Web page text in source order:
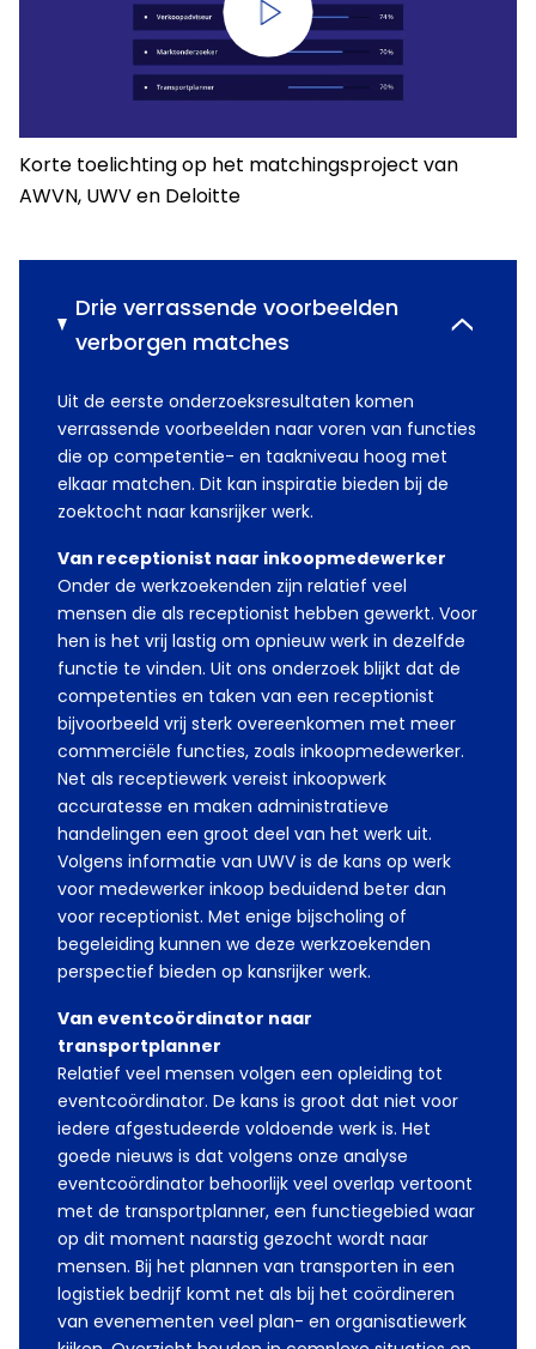
Korte toelichting op het matchingsproject van
AWVN, UWV en Deloitte
Drie verrassende voorbeelden
verborgen matches
Uit de eerste onderzoeksresultaten komen
verrassende voorbeelden naar voren van functies
die op competentie- en taakniveau hoog met
elkaar matchen. Dit kan inspiratie bieden bij de
zoektocht naar kansrijker werk.
Van receptionist naar inkoopmedewerker
Onder de werkzoekenden zijn relatief veel
mensen die als receptionist hebben gewerkt. Voor
hen is het vrij lastig om opnieuw werk in dezelfde
functie te vinden. Uit ons onderzoek blijkt dat de
competenties en taken van een receptionist
bijvoorbeeld vrij sterk overeenkomen met meer
commerciële functies, zoals inkoopmedewerker.
Net als receptiewerk vereist inkoopwerk
accuratesse en maken administratieve
handelingen een groot deel van het werk uit.
Volgens informatie van UWV is de kans op werk
voor medewerker inkoop beduidend beter dan
voor receptionist. Met enige bijscholing of
begeleiding kunnen we deze werkzoekenden
perspectief bieden op kansrijker werk.
Van eventcoördinator naar
transportplanner
Relatief veel mensen volgen een opleiding tot
eventcoördinator. De kans is groot dat niet voor
iedere afgestudeerde voldoende werk is. Het
goede nieuws is dat volgens onze analyse
eventcoördinator behoorlijk veel overlap vertoont
met de transportplanner, een functiegebied waar
op dit moment naarstig gezocht wordt naar
mensen. Bij het plannen van transporten in een
logistiek bedrijf komt net als bij het coördineren
van evenementen veel plan- en organisatiewerk